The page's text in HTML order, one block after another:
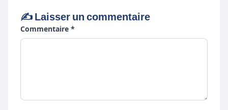
✍️ Laisser un commentaire
Commentaire *